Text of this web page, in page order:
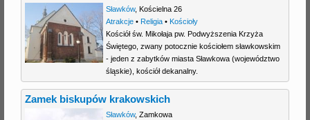
Sławków, Kościelna 26
Atrakcje• Religia• Kościoły
Kościół św. Mikołaja pw. Podwyższenia Krzyża
Świętego, zwany potocznie kościołem sławkowskim
- jeden z zabytków miasta Sławkowa (województwo
śląskie), kościół dekanalny.
Zamek biskupów krakowskich
Sławków, Zamkowa